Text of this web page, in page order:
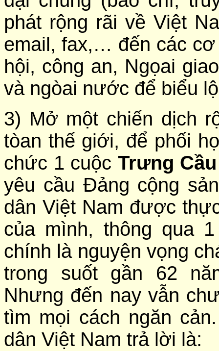
phát rộng rãi về Việt
email, fax,… đến các
hội, công an, Ngọai
và ngòai nước để biểu
3) Mở một chiến dịch
tòan thế giới, để phối
chức 1 cuộc Trưng Cầu
yêu cầu Đảng cộng
dân Việt Nam được
của mình, thông qua
chính là nguyện vọng
trong suốt gần 62
Nhưng đến nay vẫn
tìm mọi cách ngăn
dân Việt Nam trả lời là: